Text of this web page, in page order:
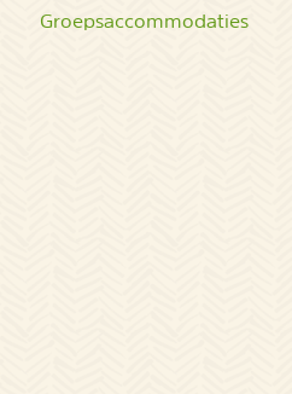
Groepsaccommodaties